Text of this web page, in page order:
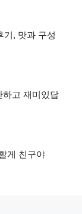
기, 맛과 구성
하고 재미있답
게 친구야